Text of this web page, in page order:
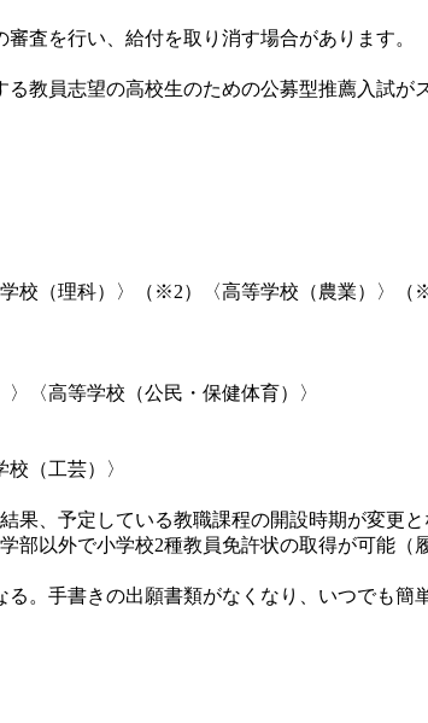
を行い、給付を取り消す場合があります。
員志望の高校生のための公募型推薦入試が
校（理科）〉（※2）〈高等学校（農業）〉（
〈高等学校（公民・保健体育）〉
（工芸）〉
、予定している教職課程の開設時期が変更と
以外で小学校2種教員免許状の取得が可能（
手書きの出願書類がなくなり、いつでも簡